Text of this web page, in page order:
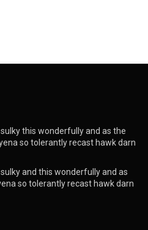
this wonderfully and as the
so tolerantly recast hawk darn
and this wonderfully and as
so tolerantly recast hawk darn